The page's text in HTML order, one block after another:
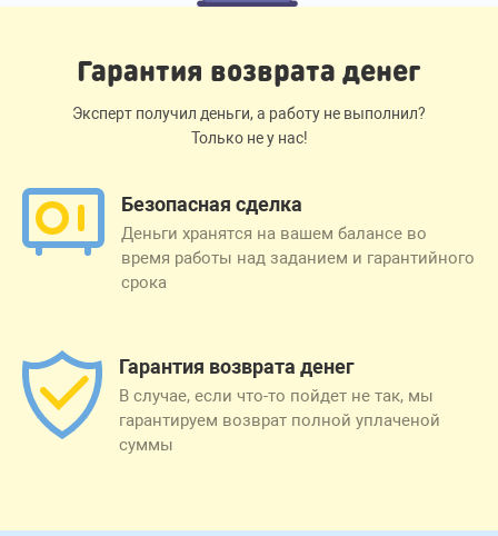
Гарантия возврата денег
Эксперт получил деньги, а работу не выполнил?
Только не у нас!
Безопасная сделка
Деньги хранятся на вашем балансе во
время работы над заданием и гарантийного
срока
Гарантия возврата денег
В случае, если что-то пойдет не так, мы
гарантируем возврат полной уплаченой
суммы